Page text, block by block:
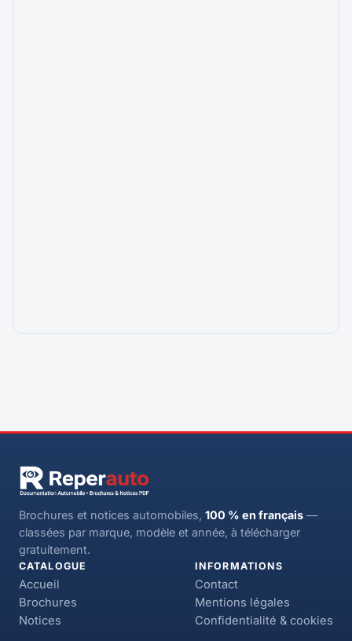
Brochures et notices automobiles, 100 % en français —
classées par marque, modèle et année, à télécharger
gratuitement.
CATALOGUE
Accueil
Brochures
Notices
INFORMATIONS
Contact
Mentions légales
Confidentialité & cookies